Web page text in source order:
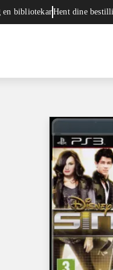
en bibliotekarHent dine